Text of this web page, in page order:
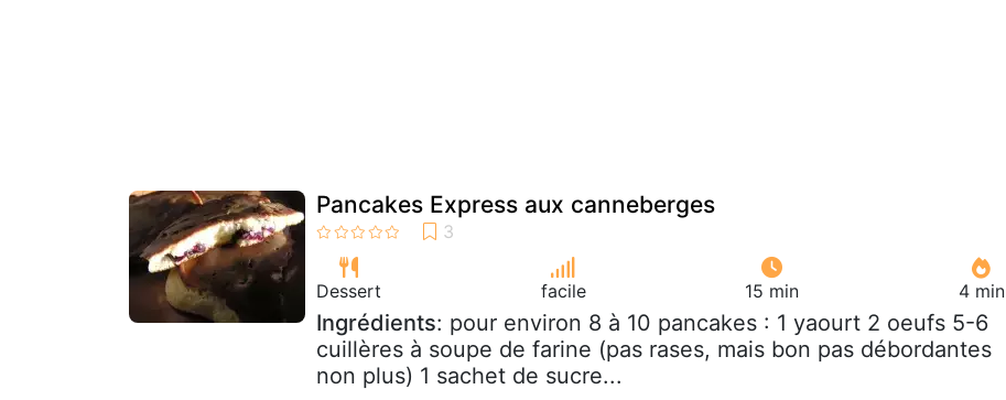
Pancakes Express aux canneberges
Dessert facile 15 min 4 min
Ingrédients: pour environ 8 à 10 pancakes : 1 yaourt 2 oeufs 5-6
cuillères à soupe de farine (pas rases, mais bon pas débordantes
non plus) 1 sachet de sucre...